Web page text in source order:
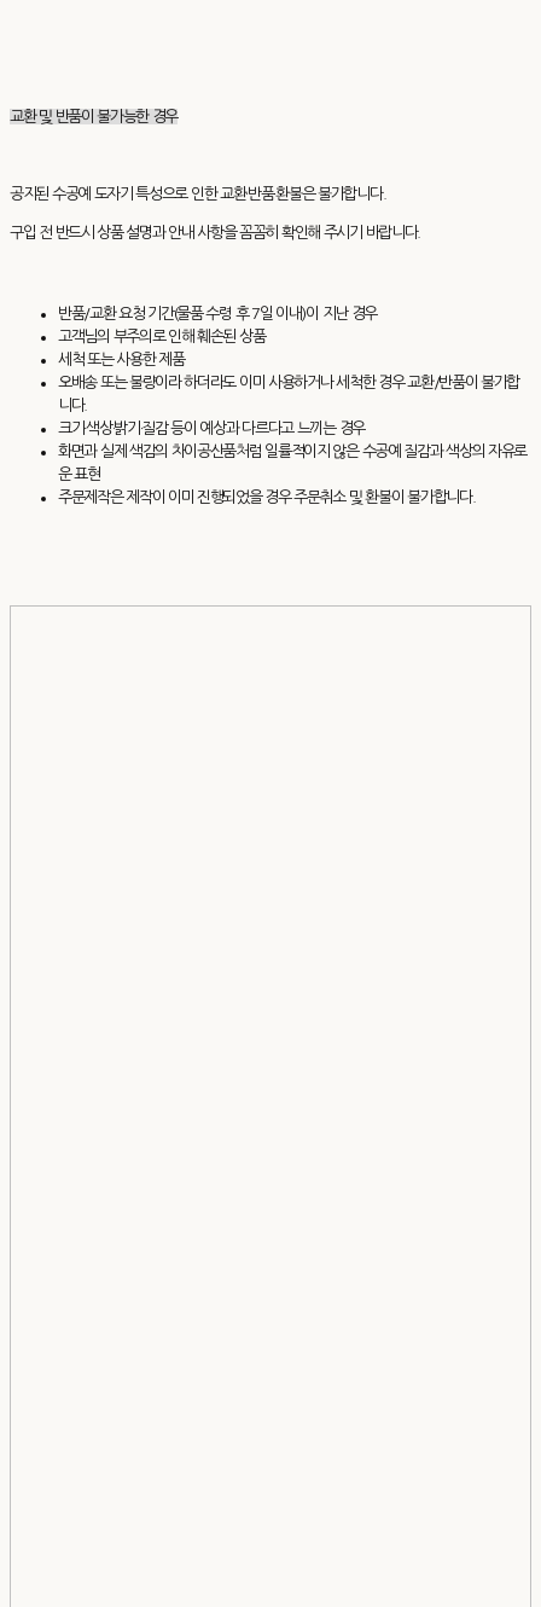
교환 및 반품이 불가능한 경우
공지된 수공예 도자기 특성으로 인한 교환·반품·환불은 불가합니다.
구입 전 반드시 상품 설명과 안내 사항을 꼼꼼히 확인해 주시기 바랍니다.
반품/교환 요청 기간(물품 수령 후 7일 이내)이 지난 경우
고객님의 부주의로 인해 훼손된 상품
세척 또는 사용한 제품
오배송 또는 불량이라 하더라도 이미 사용하거나 세척한 경우 교환/반품이 불가합
니다.
크기·색상·밝기·질감 등이 예상과 다르다고 느끼는 경우
화면과 실제 색감의 차이공산품처럼 일률적이지 않은 수공예 질감과 색상의 자유로
운 표현
주문제작은 제작이 이미 진행되었을 경우 주문취소 및 환불이 불가합니다.